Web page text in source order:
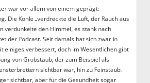
war vor allem von einem geprägt:
Die Kohle „verdreckte die Luft, der Rauch aus
verdunkelte den Himmel, es stank nach
der Podcast. Seit damals hat sich zwar in
einiges verbessert, doch im Wesentlichen gibt
von Grobstaub, der zum Beispiel als
sichtbar war, hin zu Feinstaub.
sichtbar, aber für die Gesundheit sogar